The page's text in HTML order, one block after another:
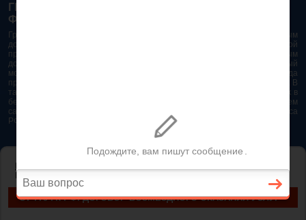
ГРАЖДАНСКИЙ КОДЕКС РОССИЙСКОЙ
ФЕДЕРАЦИИ 2026 - 2025
Гражданский Кодекс Российской Федерации является основным
документом правового поля в Российской Федерации. И именно по этой
причине в него часто вносят изменения. При работе с таким важным
документом необходимо убедиться в его актуальности на данный
момент. Разобраться во всех тонкостях и нюансах не всегда
представляется возможным. Особенно если это нужно сделать быстро. В
таком случае самым простым и эффективным решением будет звонок в
бесплатную юридическую консультацию. Телефон указан на нашем
сайте. На сайте опубликована последняя редакция Гражданского кодекса
РФ 2026 - 2025
СТ 779 ГК РФ. ДОГОВОР ВОЗМЕЗДНОГО ОКАЗАНИЯ УСЛУГ